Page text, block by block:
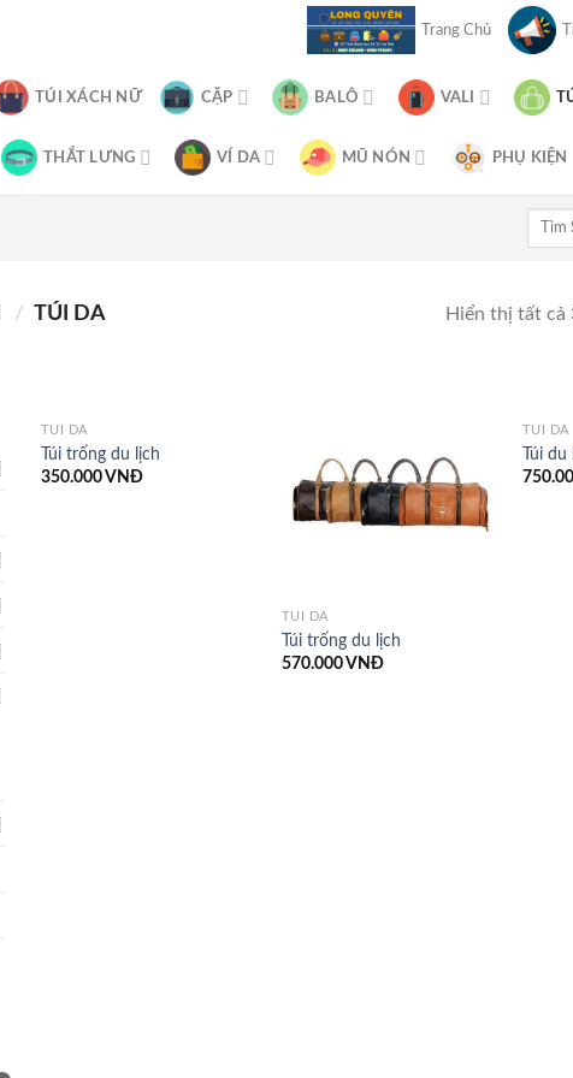
Trang Chủ
TÚI XÁCH NỮ CẶP BALÔ VALI
THẮT LƯNG VÍ DA MŨ NÓN PHỤ KIỆN
Tìm
/ TÚI DA Hiển thị tất cả
TÚI DA
Túi trống du lịch
350.000VNĐ
TÚI DA
Túi trống du lịch
570.000VNĐ
TÚI DA
Túi du